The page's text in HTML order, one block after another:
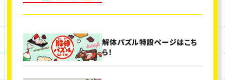
解体パズル特設ページはこち
ら！
オセロでユニバーサルデザイ
ンを学ぼう！小学校向け授業プ
ログラムはこちら！
世界的玩具メーカー９社が集
結！各社のトイゲーム競技で争
う『トイゲームカップ』開催決
「コロコロコミック×ルービッ
クキューブ 1面バトルスペシャ
ルページ」を公開しました！